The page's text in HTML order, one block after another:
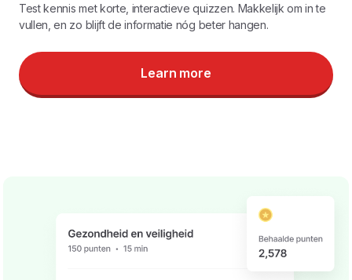
Test kennis met korte, interactieve quizzen. Makkelijk om in te
vullen, en zo blijft de informatie nóg beter hangen.
Learn more